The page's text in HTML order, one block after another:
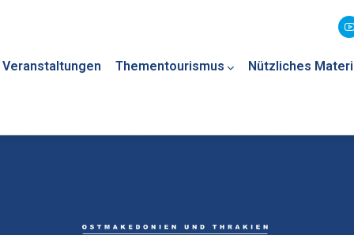
Veranstaltungen Thementourismus Nützliches